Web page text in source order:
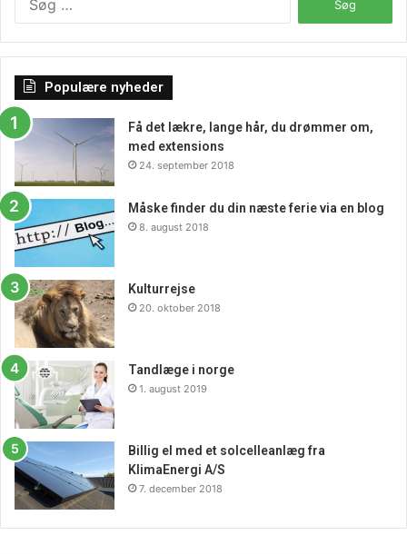
Populære nyheder
Få det lækre, lange hår, du drømmer om,
med extensions
24. september 2018
Måske finder du din næste ferie via en blog
8. august 2018
Kulturrejse
20. oktober 2018
Tandlæge i norge
1. august 2019
Billig el med et solcelleanlæg fra
KlimaEnergi A/S
7. december 2018